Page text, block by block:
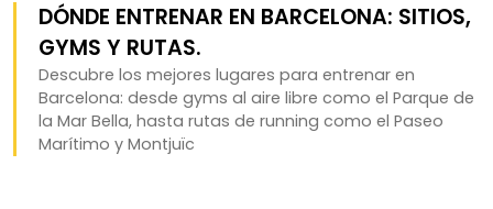
DÓNDE ENTRENAR EN BARCELONA: SITIOS,
GYMS Y RUTAS.
Descubre los mejores lugares para entrenar en
Barcelona: desde gyms al aire libre como el Parque de
la Mar Bella, hasta rutas de running como el Paseo
Marítimo y Montjuïc